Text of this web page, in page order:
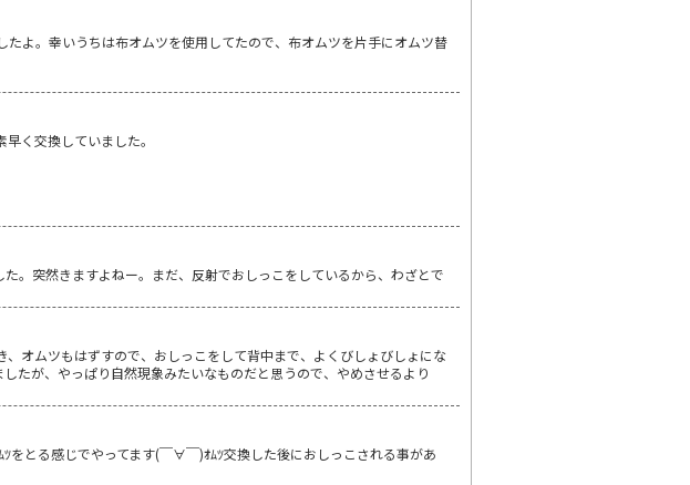
よ。幸いうちは布オムツを使用してたので、布オムツを片手にオムツ替
く交換していました。
。突然きますよねー。まだ、反射でおしっこをしているから、わざとで
オムツもはずすので、おしっこをして背中まで、よくびしょびしょにな
たが、やっぱり自然現象みたいなものだと思うので、やめさせるより
をとる感じでやってます(￣∀￣)ｵﾑﾂ交換した後におしっこされる事があ